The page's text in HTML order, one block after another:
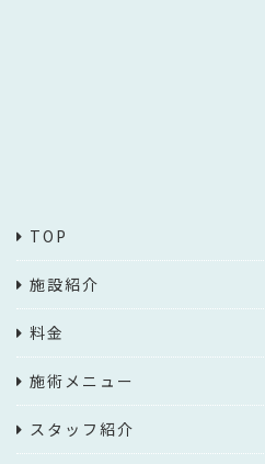
TOP
施設紹介
料金
施術メニュー
スタッフ紹介